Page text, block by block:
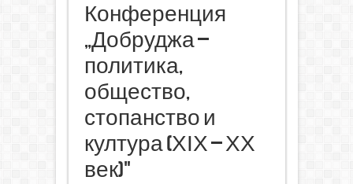
Конференция
„Добруджа –
политика,
общество,
стопанство и
култура (ХІХ – ХХ
век)"